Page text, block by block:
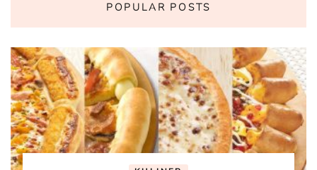
POPULAR POSTS